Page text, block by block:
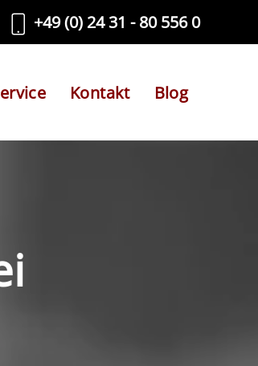
+49 (0) 24 31 - 80 556 0
Kontakt Blog